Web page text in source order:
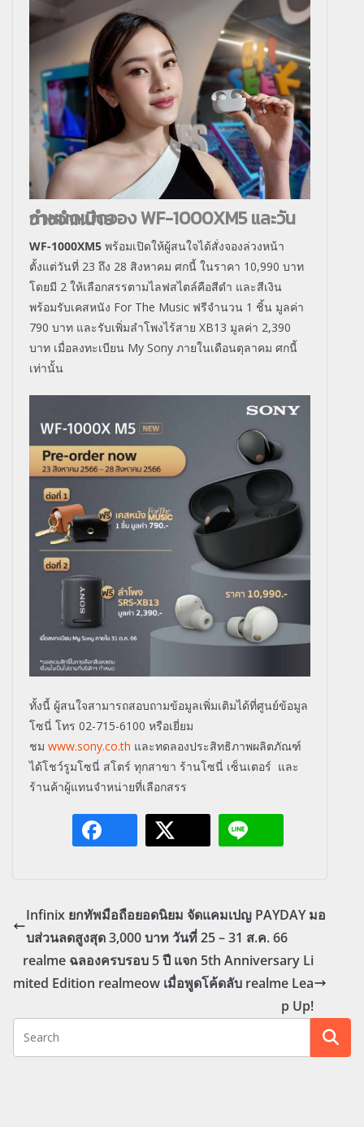
กำหนดเปิดจอง WF-1000XM5 และวันวางจำหน่าย
WF-1000XM5 พร้อมเปิดให้ผู้สนใจได้สั่งจองล่วงหน้า
ตั้งแต่วันที่ 23 ถึง 28 สิงหาคม ศกนี้ ในราคา 10,990 บาท
โดยมี 2 ให้เลือกสรรตามไลฟสไตล์คือสีดำ และสีเงิน
พร้อมรับเคสหนัง For The Music ฟรีจำนวน 1 ชิ้น มูลค่า
790 บาท และรับเพิ่มลำโพงไร้สาย XB13 มูลค่า 2,390
บาท เมื่อลงทะเบียน My Sony ภายในเดือนตุลาคม ศกนี้
เท่านั้น
ทั้งนี้ ผู้สนใจสามารถสอบถามข้อมูลเพิ่มเติมได้ที่ศูนย์ข้อมูล
โซนี่ โทร 02-715-6100 หรือเยี่ยม
ชม www.sony.co.th และทดลองประสิทธิภาพผลิตภัณฑ์
ได้โชว์รูมโซนี่ สโตร์ ทุกสาขา ร้านโซนี่ เซ็นเตอร์ และ
ร้านค้าผู้แทนจำหน่ายที่เลือกสรร
Infinix ยกทัพมือถือยอดนิยม จัดแคมเปญ PAYDAY มอ
บส่วนลดสูงสุด 3,000 บาท วันที่ 25 – 31 ส.ค. 66
realme ฉลองครบรอบ 5 ปี แจก 5th Anniversary Li
mited Edition realmeow เมื่อพูดโค้ดลับ realme Lea
p Up!